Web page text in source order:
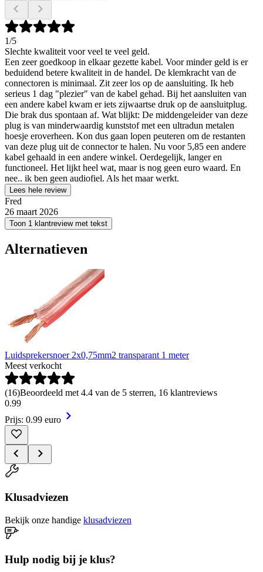
1/5
Slechte kwaliteit voor veel te veel geld.
Een zeer goedkoop in elkaar gezette kabel. Voor minder geld is er
beduidend betere kwaliteit in de handel. De klemkracht van de
connectoren is minimaal. Zit zeer los op de aansluiting. Ik heb
serieus 1 dag "plezier" van de kabel gehad. Bij het aansluiten van
een andere kabel kwam er iets zijwaartse druk op de aansluitplug.
Die brak dus spontaan af. Wat blijkt: De middengeleider van deze
plug is van minderwaardig kunststof met een ultradun metalen
hoesje eroverheen. Kon dus gaan lopen peuteren om de restanten
van deze plug uit de connector te halen. Nu voor 5,85 een andere
kabel gehaald in een andere winkel. Oerdegelijk, langer en
functioneel. Het lijkt heel wat, maar is nog geen euro waard. En
nee.. ik ben geen audiofiel. Als het maar werkt.
Lees hele review
Fred
26 maart 2026
Toon 1 klantreview met tekst
Alternatieven
Luidsprekersnoer 2x0,75mm2 transparant 1 meter
Meest verkocht
(16)Beoordeeld met 4.4 van de 5 sterren, 16 klantreviews
0.99
Prijs: 0.99 euro
Klusadviezen
Bekijk onze handige klusadviezen
Hulp nodig bij je klus?